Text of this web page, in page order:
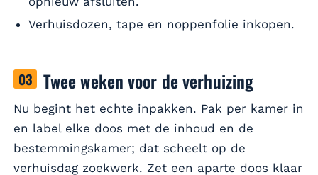
Verhuisdozen, tape en noppenfolie inkopen.
Twee weken voor de verhuizing
Nu begint het echte inpakken. Pak per kamer in
en label elke doos met de inhoud en de
bestemmingskamer; dat scheelt op de
verhuisdag zoekwerk. Zet een aparte doos klaar